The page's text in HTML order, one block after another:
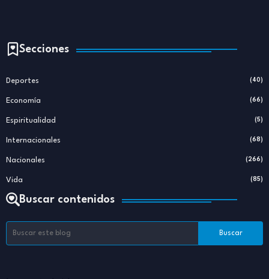
Secciones
Deportes (40)
Economía (66)
Espiritualidad (5)
Internacionales (68)
Nacionales (266)
Vida (85)
Buscar contenidos